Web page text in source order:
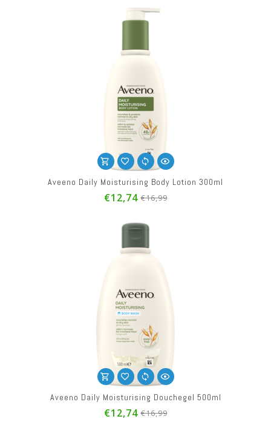
Aveeno Daily Moisturising Body Lotion 300ml
€12,74 €16,99
Aveeno Daily Moisturising Douchegel 500ml
€12,74 €16,99